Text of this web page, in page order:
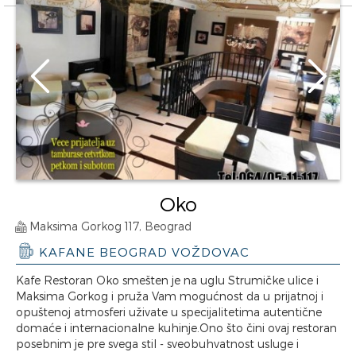
Oko
Maksima Gorkog 117, Beograd
KAFANE BEOGRAD VOŽDOVAC
Kafe Restoran Oko smešten je na uglu Strumičke ulice i
Maksima Gorkog i pruža Vam mogućnost da u prijatnoj i
opuštenoj atmosferi uživate u specijalitetima autentične
domaće i internacionalne kuhinje.​ Ono što čini ovaj restoran
posebnim je pre svega stil - sveobuhvatnost usluge i